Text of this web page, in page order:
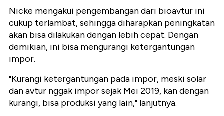
Nicke mengakui pengembangan dari bioavtur ini
cukup terlambat, sehingga diharapkan peningkatan
akan bisa dilakukan dengan lebih cepat. Dengan
demikian, ini bisa mengurangi ketergantungan
impor.
"Kurangi ketergantungan pada impor, meski solar
dan avtur nggak impor sejak Mei 2019, kan dengan
kurangi, bisa produksi yang lain," lanjutnya.